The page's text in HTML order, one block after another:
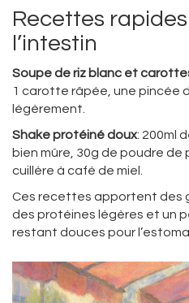
Recettes
l’intestin
Soupe de riz blanc et
1 carotte râpée, une pincée
légèrement.
Shake protéiné doux: 200ml
bien mûre, 30g de poudre de
cuillère à café de miel.
Ces recettes apportent des
des protéines légères et un
restant douces pour